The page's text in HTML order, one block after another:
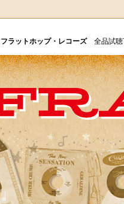
フラットホップ・レコーズ全品試